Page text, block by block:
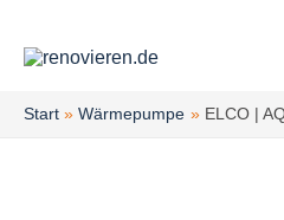
springen
Start Wärmepumpe ELCO |